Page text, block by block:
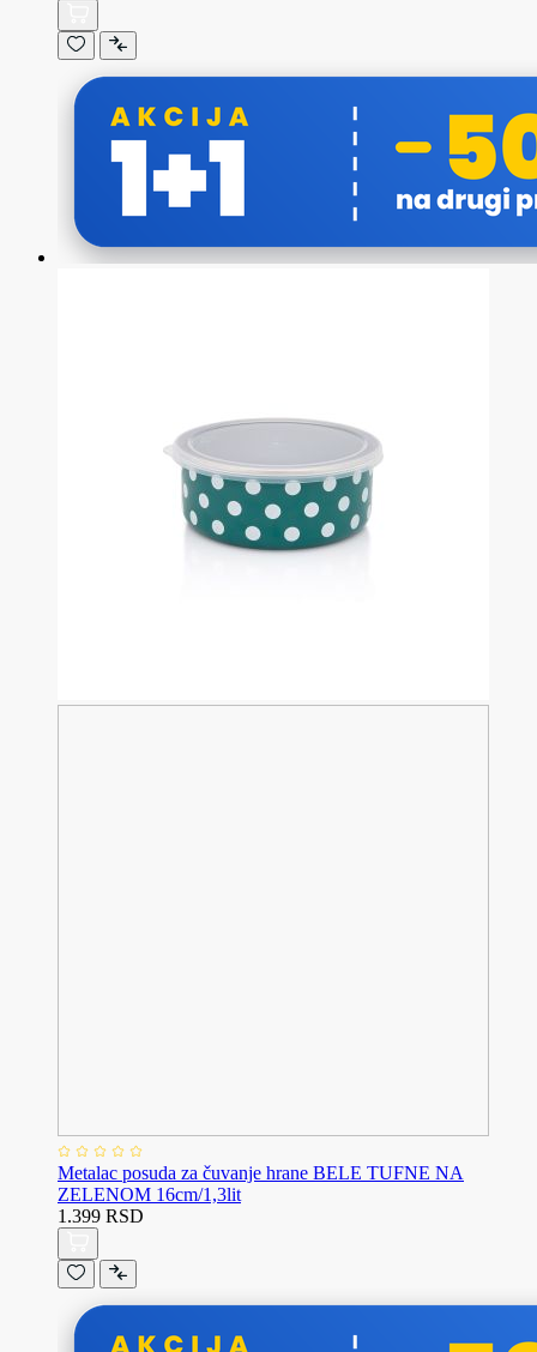
Metalac posuda za čuvanje hrane BELE TUFNE NA
ZELENOM 16cm/1,3lit
1.399 RSD